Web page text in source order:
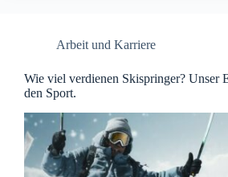
Arbeit und Karriere
Wie viel verdienen Skispringer? Unser
den Sport.